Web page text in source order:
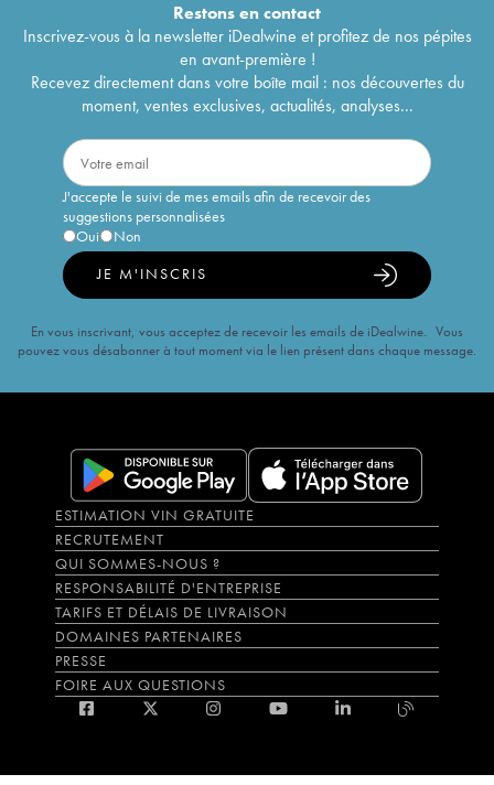
Restons encontact
Inscrivez-vous à la newsletter iDealwine et profitez de nos pépites
en avant-première !
Recevez directement dans votre boîte mail : nos découvertes du
moment, ventes exclusives, actualités, analyses...
J'accepte le suivi de mes emails afin de recevoir des
suggestions personnalisées
Oui
Non
JE M'INSCRIS
En vous inscrivant, vous acceptez de recevoir les emails de iDealwine. Vous
pouvez vous désabonner à tout moment via le lien présent dans chaque message.
ESTIMATION VIN GRATUITE
RECRUTEMENT
QUI SOMMES-NOUS ?
RESPONSABILITÉ D'ENTREPRISE
TARIFS ET DÉLAIS DE LIVRAISON
DOMAINES PARTENAIRES
PRESSE
FOIRE AUX QUESTIONS